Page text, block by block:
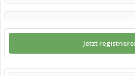
Jetzt